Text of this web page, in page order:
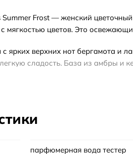
Summer Frost — женский
мягкостью цветов. Это
ярких верхних нот бергамота и
сладость. База из амбры и
бергамот, лаванда
парфюмерная вода тестер